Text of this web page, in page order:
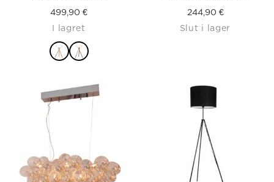
LÄS MER
499,90 €
I lagret
244,90 €
Slut i lager